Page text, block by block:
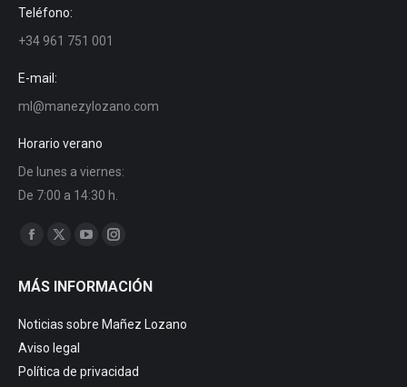
Teléfono:
+34 961 751 001
E-mail:
ml@manezylozano.com
Horario verano
De lunes a viernes:
De 7:00 a 14:30 h.
Find us on:
Facebook
opens
in
new
window
X
opens
new
window
YouTube
opens
window
Instagram
opens
in
window
MÁS INFORMACIÓN
Noticias sobre Mañez Lozano
Aviso legal
Política de privacidad